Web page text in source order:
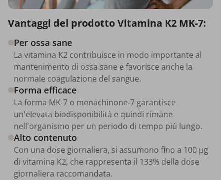
Vantaggi del prodotto Vitamina K2 MK-7:
Per ossa sane
La vitamina K2 contribuisce in modo importante al
mantenimento di ossa sane e favorisce anche la
normale coagulazione del sangue.
Forma efficace
La forma MK-7 o menachinone-7 garantisce
un'elevata biodisponibilità e quindi rimane
nell'organismo per un periodo di tempo più lungo.
Alto contenuto
Con una dose giornaliera, si assumono fino a 100 µg
di vitamina K2, che rappresenta il 133% della dose
giornaliera raccomandata.